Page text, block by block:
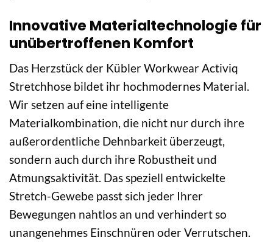
Innovative Materialtechnologie für
unübertroffenen Komfort
Das Herzstück der Kübler Workwear Activiq
Stretchhose bildet ihr hochmodernes Material.
Wir setzen auf eine intelligente
Materialkombination, die nicht nur durch ihre
außerordentliche Dehnbarkeit überzeugt,
sondern auch durch ihre Robustheit und
Atmungsaktivität. Das speziell entwickelte
Stretch-Gewebe passt sich jeder Ihrer
Bewegungen nahtlos an und verhindert so
unangenehmes Einschnüren oder Verrutschen.